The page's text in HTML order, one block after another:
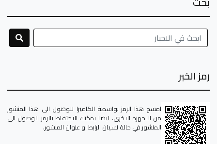
رمز الخبر
امسح هذا الرمز بواسطة الكاميرا للوصول الى هذا المنشور
من الاجهزة الاخرى. ايضا يمكنك الاحتفاظ بالرمز للوصول الى
المنشور في حالة نسيان الرابط او عنوان المنشور.